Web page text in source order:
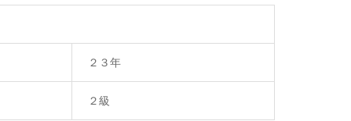
２３年
２級